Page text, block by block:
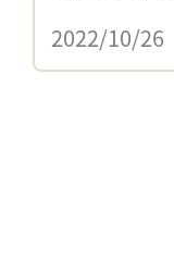
2022/10/26